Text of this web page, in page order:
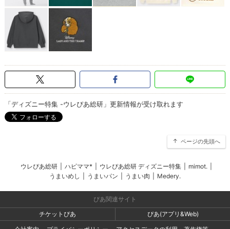
「ディズニー特集 -ウレぴあ総研」更新情報が受け取れます
ページの先頭へ
ウレぴあ総研 ハピママ* ウレぴあ総研 ディズニー特集 mimot.
うまいめし
うまいパン うまい肉 Medery.
ぴあ関連サイト
チケットぴあ
ぴあ(アプリ&Web)